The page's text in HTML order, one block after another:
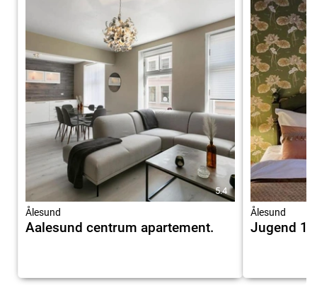
5.4
Ålesund
Aalesund centrum apartement.
Ålesund
Jugend